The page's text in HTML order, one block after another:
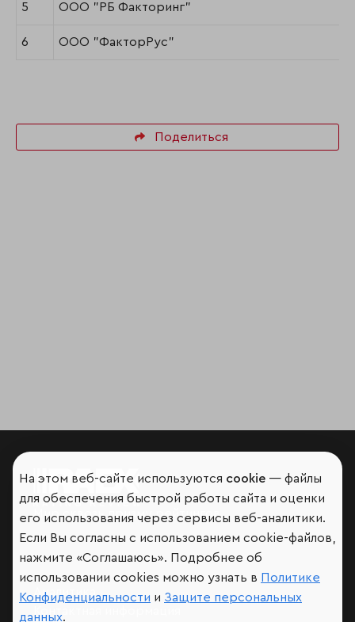
5 ООО "РБ Факторинг"
6 ООО "ФакторРус"
Поделиться
Мир сквозь призму рейтингов
Аналитика
На этом веб-сайте используются cookie — файлы
для обеспечения быстрой работы сайта и оценки
его использования через сервисы веб-аналитики.
Если Вы согласны с использованием cookie-файлов,
нажмите «Соглашаюсь». Подробнее об
использовании cookies можно узнать в Политике
Конфиденциальности и Защите персональных
данных.